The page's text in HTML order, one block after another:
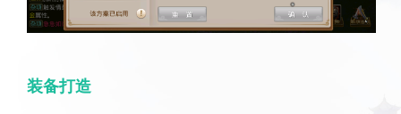
装备打造